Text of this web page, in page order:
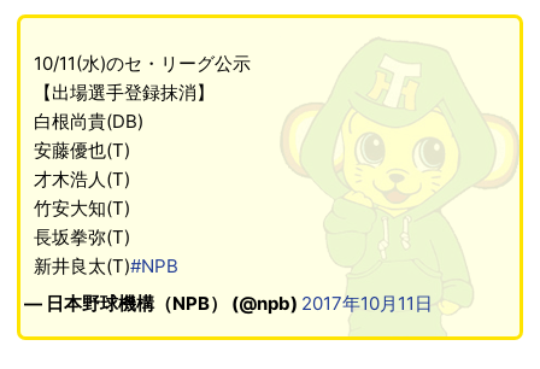
10/11(水)のセ・リーグ公示
【出場選手登録抹消】
白根尚貴(DB)
安藤優也(T)
才木浩人(T)
竹安大知(T)
長坂拳弥(T)
新井良太(T)#NPB
— 日本野球機構（NPB） (@npb) 2017年10月11日